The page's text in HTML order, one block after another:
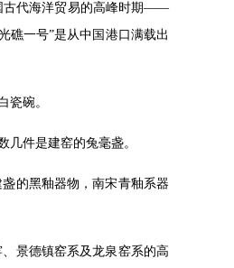
古代海洋贸易的高峰时期——
礁一号”是从中国港口满载出
瓷碗。
几件是建窑的兔毫盏。
的黑釉器物，南宋青釉系器
景德镇窑系及龙泉窑系的高